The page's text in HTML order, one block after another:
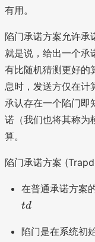
t
有用。
陷门承诺方案允许承
就是说，给出一个承
有比随机猜测更好的
息时，发送方仅在计
承认存在一个陷门即
诺（我们也将其称为
算。
陷门承诺方案
在普通承诺方案
td
陷门是在系统初